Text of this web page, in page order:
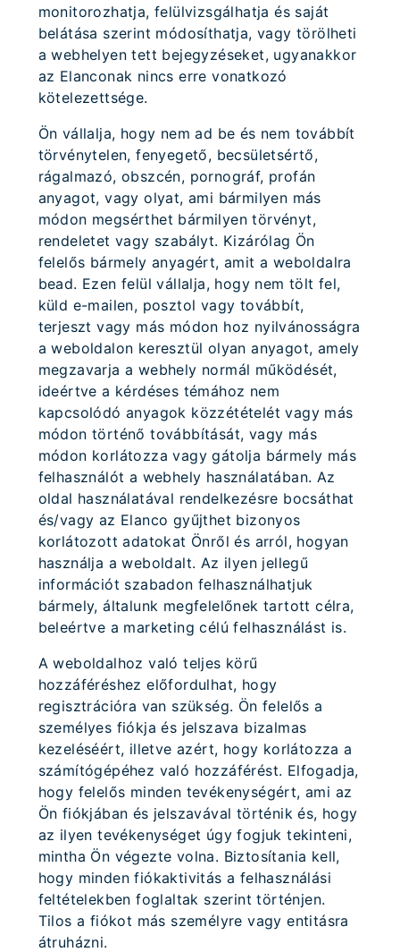
monitorozhatja, felülvizsgálhatja és saját
belátása szerint módosíthatja, vagy törölheti
a webhelyen tett bejegyzéseket, ugyanakkor
az Elanconak nincs erre vonatkozó
kötelezettsége.
Ön vállalja, hogy nem ad be és nem továbbít
törvénytelen, fenyegető, becsületsértő,
rágalmazó, obszcén, pornográf, profán
anyagot, vagy olyat, ami bármilyen más
módon megsérthet bármilyen törvényt,
rendeletet vagy szabályt. Kizárólag Ön
felelős bármely anyagért, amit a weboldalra
bead. Ezen felül vállalja, hogy nem tölt fel,
küld e-mailen, posztol vagy továbbít,
terjeszt vagy más módon hoz nyilvánosságra
a weboldalon keresztül olyan anyagot, amely
megzavarja a webhely normál működését,
ideértve a kérdéses témához nem
kapcsolódó anyagok közzétételét vagy más
módon történő továbbítását, vagy más
módon korlátozza vagy gátolja bármely más
felhasználót a webhely használatában. Az
oldal használatával rendelkezésre bocsáthat
és/vagy az Elanco gyűjthet bizonyos
korlátozott adatokat Önről és arról, hogyan
használja a weboldalt. Az ilyen jellegű
információt szabadon felhasználhatjuk
bármely, általunk megfelelőnek tartott célra,
beleértve a marketing célú felhasználást is.
A weboldalhoz való teljes körű
hozzáféréshez előfordulhat, hogy
regisztrációra van szükség. Ön felelős a
személyes fiókja és jelszava bizalmas
kezeléséért, illetve azért, hogy korlátozza a
számítógépéhez való hozzáférést. Elfogadja,
hogy felelős minden tevékenységért, ami az
Ön fiókjában és jelszavával történik és, hogy
az ilyen tevékenységet úgy fogjuk tekinteni,
mintha Ön végezte volna. Biztosítania kell,
hogy minden fiókaktivitás a felhasználási
feltételekben foglaltak szerint történjen.
Tilos a fiókot más személyre vagy entitásra
átruházni.